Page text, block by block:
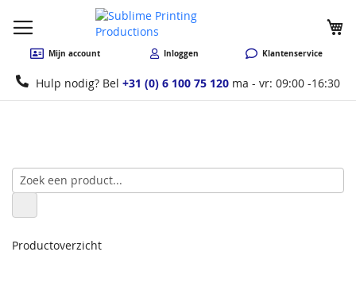
Mijn account Inloggen Klantenservice
Hulp nodig? Bel +31 (0) 6 100 75 120 ma - vr: 09:00 -16:30
Productoverzicht